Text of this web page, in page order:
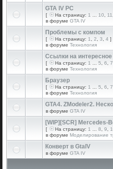
GTA IV PC
[ На страницу: 1 10 11
в форуме GTA IV
Проблемы с компом
[ На страницу: 1 2 3 4 ]
в форуме Технология
Ссылки на интересное
[ На страницу: 1 5 6 7
в форуме Технология
Браузер
[ На страницу: 1 5 6 7
в форуме Технология
GTA4. ZModeler2.
в форуме GTA IV
[WIP][SCR] Mercedes-
[ На страницу: 1 8 9
в форуме Моделирование
Конверт в GtaIV
в форуме GTA IV